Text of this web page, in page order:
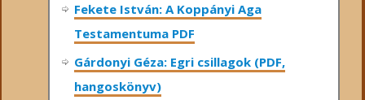
Fekete István: A Koppányi Aga
Testamentuma PDF
Gárdonyi Géza: Egri csillagok (PDF,
hangoskönyv)